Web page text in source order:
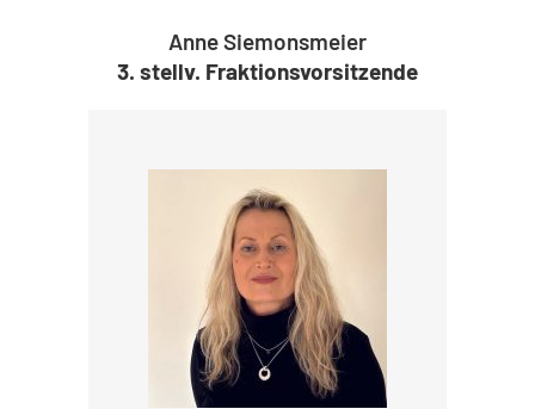
Anne Siemonsmeier
3. stellv. Fraktionsvorsitzende